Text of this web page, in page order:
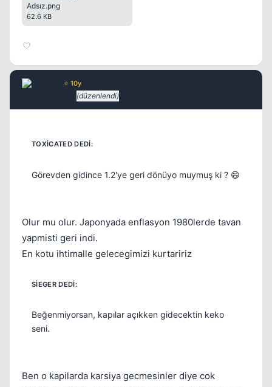
Adsız.png
62.6 KB
⭐ 10y
(düzenlendi)
Görevden gidince 1.2'ye geri dönüyo muymuş ki ? 😄
Olur mu olur. Japonyada enflasyon 1980lerde tavan
yapmisti geri indi.
En kotu ihtimalle gelecegimizi kurtaririz
Beğenmiyorsan, kapılar açıkken gidecektin keko
seni.
Ben o kapilarda karsiya gecmesinler diye cok